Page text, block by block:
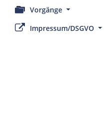
Vorgänge
Impressum/DSGVO